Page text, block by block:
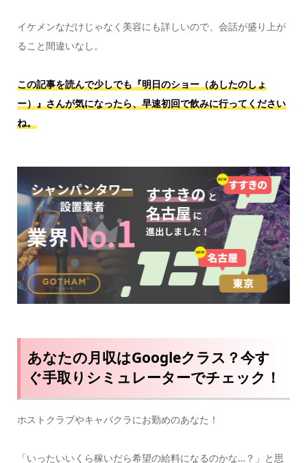
イケメンなだけじゃなく美容にも詳しいので、会話が盛り上が
ること間違いなし。
この記事を読んで少しでも『明日のショー（あしたのしょ
ー）』さんが気になったら、早速初回で飲みに行ってください
ね。
あなたの月収はGoogleクラス？今す
ぐ手取りシミュレーターでチェック！
ホストクラブやキャバクラにお勤めのあなた！
「いったいいくら稼いだら希望の給料になるのかな…？」と思